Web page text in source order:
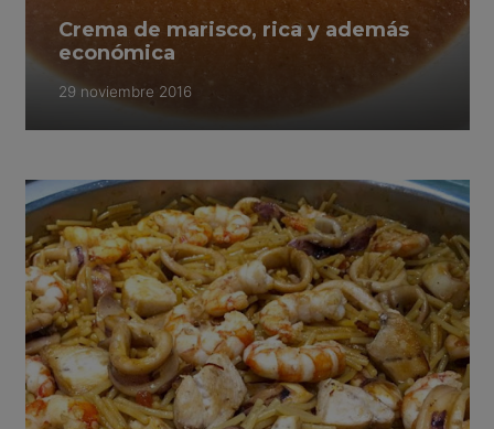
Crema de marisco, rica y además
económica
29 noviembre 2016